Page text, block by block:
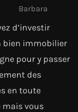
Barbara
d’investir
bien immobilier
pour y passer
des
en toute
mais vous